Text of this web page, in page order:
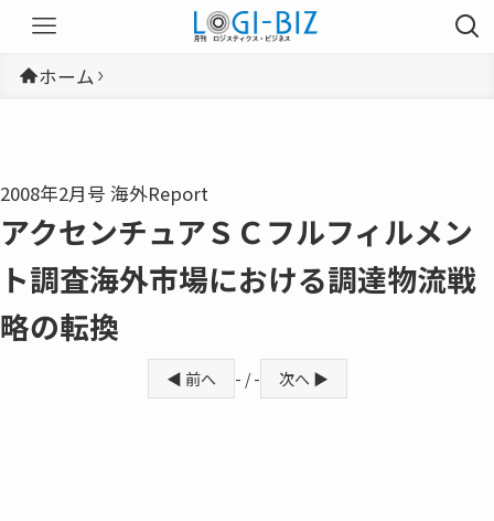
ホーム
2008年2月号 海外Report
アクセンチュアＳＣフルフィルメン
ト調査海外市場における調達物流戦
略の転換
◀ 前へ - / - 次へ ▶